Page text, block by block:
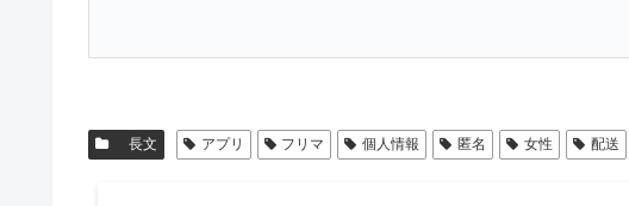
長文 アプリ フリマ 個人情報 匿名 女性 配送